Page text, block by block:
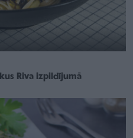
Riva izpildījumā